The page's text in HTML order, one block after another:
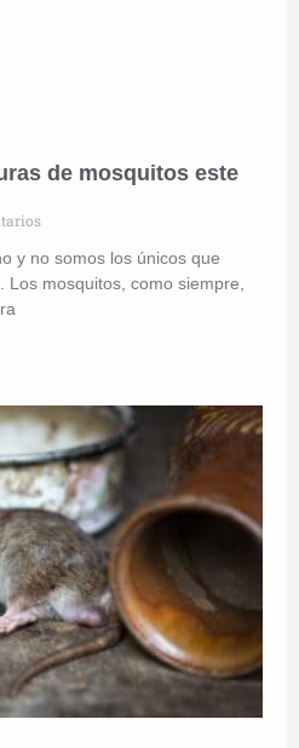
de mosquitos este
y no somos los únicos que
mosquitos, como siempre,